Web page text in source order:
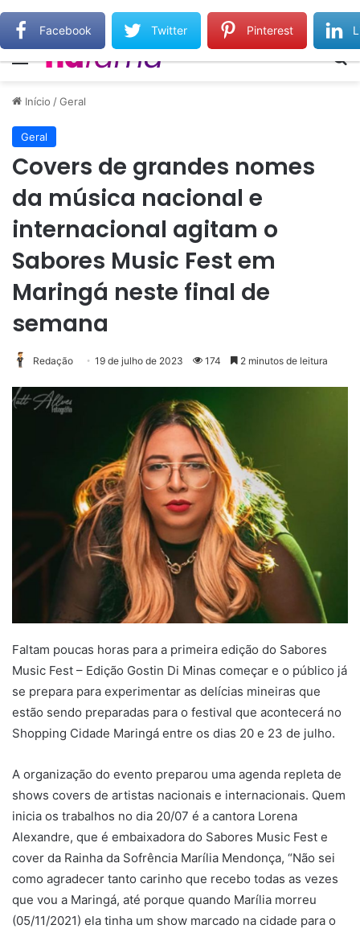
Gilberto Gil relembra Preta Gil e destaca força do legado deixado pela filha
Início /Geral
Geral
Covers de grandes nomes
da música nacional e
internacional agitam o
Sabores Music Fest em
Maringá neste final de
semana
Redação 19 de julho de 2023 174 2 minutos de leitura
Faltam poucas horas para a primeira edição do Sabores
Music Fest – Edição Gostin Di Minas começar e o público já
se prepara para experimentar as delícias mineiras que
estão sendo preparadas para o festival que acontecerá no
Shopping Cidade Maringá entre os dias 20 e 23 de julho.
A organização do evento preparou uma agenda repleta de
shows covers de artistas nacionais e internacionais. Quem
inicia os trabalhos no dia 20/07 é a cantora Lorena
Alexandre, que é embaixadora do Sabores Music Fest e
cover da Rainha da Sofrência Marília Mendonça, “Não sei
como agradecer tanto carinho que recebo todas as vezes
que vou a Maringá, até porque quando Marília morreu
(05/11/2021) ela tinha um show marcado na cidade para o
Facebook Twitter Pinterest